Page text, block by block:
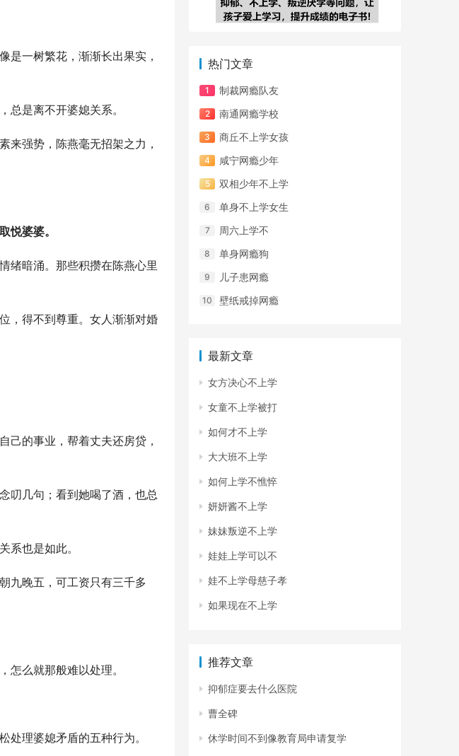
是一树繁花，渐渐长出果实，
总是离不开婆媳关系。
来强势，陈燕毫无招架之力，
悦婆婆。
绪暗涌。那些积攒在陈燕心里
，得不到尊重。女人渐渐对婚
己的事业，帮着丈夫还房贷，
叨几句；看到她喝了酒，也总
系也是如此。
九晚五，可工资只有三千多
怎么就那般难以处理。
理婆媳矛盾的五种行为。
热门文章
制裁网瘾队友
南通网瘾学校
商丘不上学女孩
咸宁网瘾少年
双相少年不上学
单身不上学女生
周六上学不
单身网瘾狗
儿子患网瘾
壁纸戒掉网瘾
最新文章
女方决心不上学
女童不上学被打
如何才不上学
大大班不上学
如何上学不憔悴
妍妍酱不上学
妹妹叛逆不上学
娃娃上学可以不
娃不上学母慈子孝
如果现在不上学
推荐文章
抑郁症要去什么医院
曹全碑
休学时间不到像教育局申请复学